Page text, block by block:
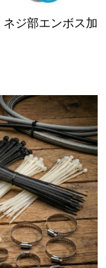
ジ部エンボス加